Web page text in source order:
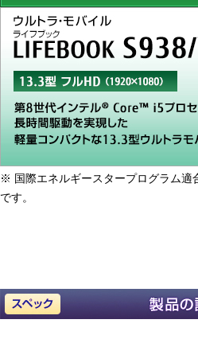
※ 国際エネルギースタープログラム適
です。